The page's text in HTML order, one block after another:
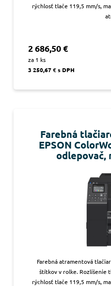
rýchlosť tlače 119,5 mm/s,
2 686,50 €
za 1 ks
3 250,67 € s DPH
Farebná
EPSON
odlepovač,
Farebná atramentová
štítkov v rolke. Rozlíšenie
rýchlosť tlače 119,5 mm/s,